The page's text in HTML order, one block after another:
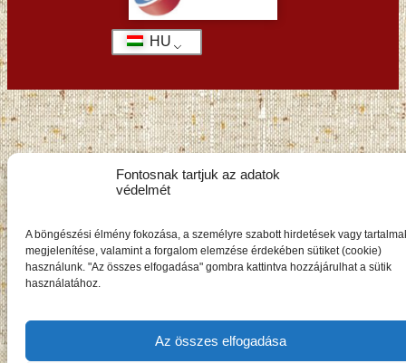
Fontosnak tartjuk az adatok
védelmét
A böngészési élmény fokozása, a személyre szabott hirdetések vagy
megjelenítése, valamint a forgalom elemzése érdekében sütiket (cookie)
használunk. "Az összes elfogadása" gombra kattintva hozzájárulhat a sütik
használatához.
Az összes elfogadása
HU